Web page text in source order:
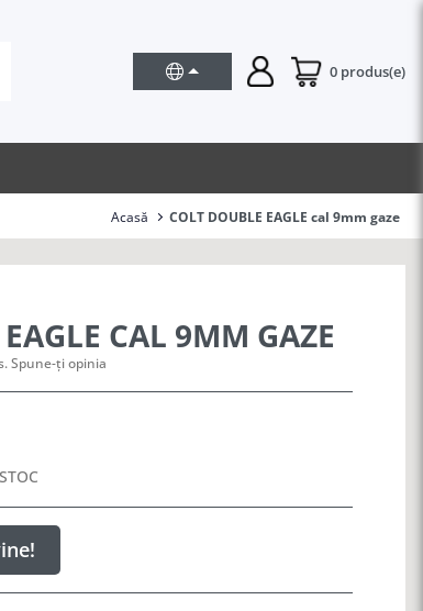
0 produs(e)
Acasă COLT DOUBLE EAGLE cal 9mm gaze
CAL 9MM GAZE
Spune-ți opinia